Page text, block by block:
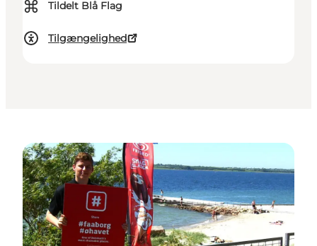
⌘ Tildelt Blå Flag
Tilgængelighed